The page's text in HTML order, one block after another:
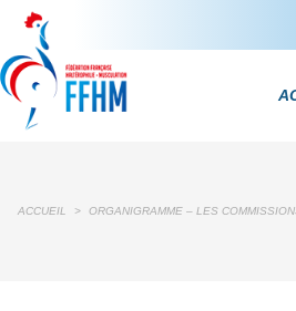
ACCUEIL > ORGANIGRAMME – LES